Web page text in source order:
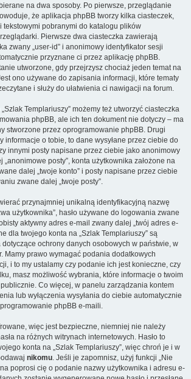
na dwa sposoby. Po pierwsze, przeglądanie
że aplikacja phpBB tworzy kilka ciasteczek,
tekstowymi pobranymi do katalogu plików
Pierwsze dwa ciasteczka zawierają
zwany „user-id” i anonimowy identyfikator sesji
przyznane ci przez aplikację phpBB.
utworzone, gdy przejrzysz chociaż jeden temat na
ono używane do zapisania informacji, które tematy
i służy do ułatwienia ci nawigacji na forum.
Templariuszy” możemy też utworzyć ciasteczka
phpBB, ale ich ten dokument nie dotyczy – ma
stworzone przez oprogramowanie phpBB. Drugi
informacje o tobie, to dane wysyłane przez ciebie do
innymi posty napisane przez ciebie jako anonimowy
posty”, konta użytkownika założone na
dalej „twoje konto” i posty napisane przez ciebie
zwane dalej „twoje posty”.
przynajmniej unikalną identyfikacyjną nazwę
użytkownika”, hasło używane do logowania zwane
aktywny adres e-mail zwany dalej „twój adres e-
dla twojego konta na „Szlak Templariuszy” są
ochrony danych osobowych w państwie, w
Mamy prawo wymagać podania dodatkowych
i to my ustalamy czy podanie ich jest konieczne, czy
masz możliwość wybrania, które informacje o twoim
Co więcej, w panelu zarządzania kontem
lub wyłączenia wysyłania do ciebie automatycznie
phpBB e-maili.
więc jest bezpieczne, niemniej nie należy
na różnych witrynach internetowych. Hasło to
konta na „Szlak Templariuszy”, więc chroń je i w
nikomu. Jeśli je zapomnisz, użyj funkcji „Nie
poprosi cię o podanie nazwy użytkownika i adresu e-